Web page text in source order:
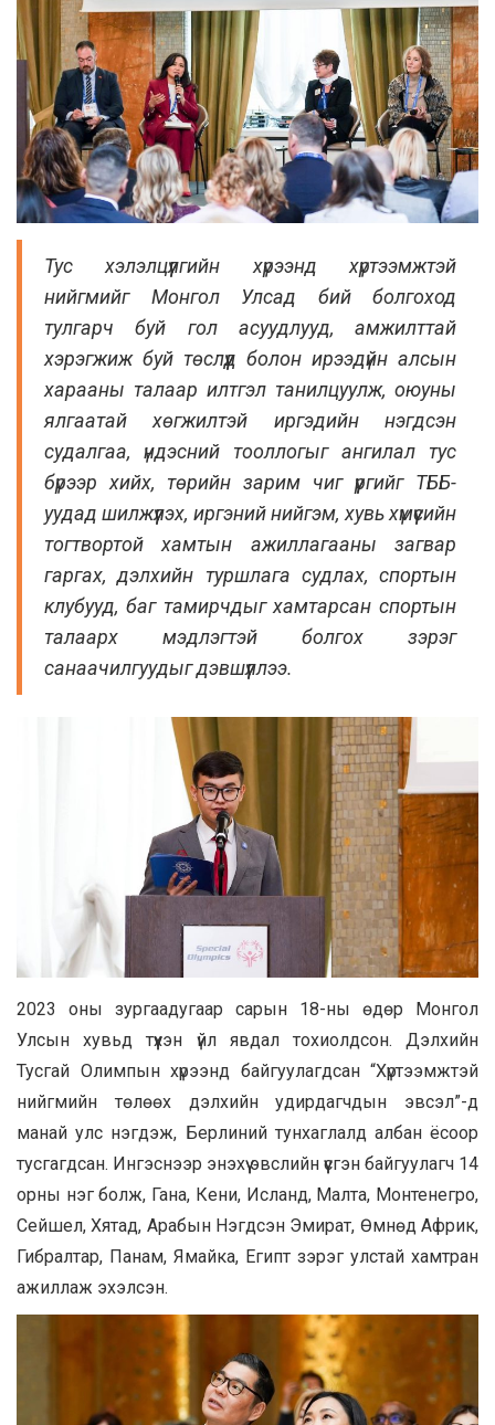
Тус хэлэлцүүлгийн хүрээнд хүртээмжтэй
нийгмийг Монгол Улсад бий болгоход
тулгарч буй гол асуудлууд, амжилттай
хэрэгжиж буй төслүүд болон ирээдүйн алсын
харааны талаар илтгэл танилцуулж, оюуны
ялгаатай хөгжилтэй иргэдийн нэгдсэн
судалгаа, үндэсний тооллогыг ангилал тус
бүрээр хийх, төрийн зарим чиг үүргийг ТББ-
уудад шилжүүлэх, иргэний нийгэм, хувь хүмүүсийн
тогтвортой хамтын ажиллагааны загвар
гаргах, дэлхийн туршлага судлах, спортын
клубууд, баг тамирчдыг хамтарсан спортын
талаарх мэдлэгтэй болгох зэрэг
санаачилгуудыг дэвшүүллээ.
2023 оны зургаадугаар сарын 18-ны өдөр Монгол
Улсын хувьд түүхэн үйл явдал тохиолдсон. Дэлхийн
Тусгай Олимпын хүрээнд байгуулагдсан “Хүртээмжтэй
нийгмийн төлөөх дэлхийн удирдагчдын эвсэл”-д
манай улс нэгдэж, Берлиний тунхаглалд албан ёсоор
тусгагдсан. Ингэснээр энэхүү эвслийн үүсгэн байгуулагч 14
орны нэг болж, Гана, Кени, Исланд, Малта, Монтенегро,
Сейшел, Хятад, Арабын Нэгдсэн Эмират, Өмнөд Африк,
Гибралтар, Панам, Ямайка, Египт зэрэг улстай хамтран
ажиллаж эхэлсэн.